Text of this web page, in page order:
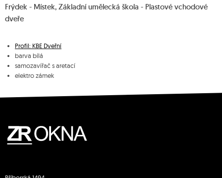
Frýdek - Místek, Základní umělecká škola - Plastové vchodové
dveře
Profil: KBE Dveřní
barva bílá
samozavířač s aretací
elektro zámek